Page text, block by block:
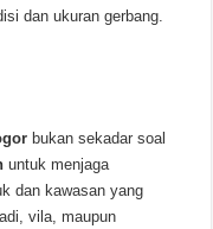
dan ukuran gerbang.
bukan sekadar soal
untuk menjaga
dan kawasan yang
vila, maupun